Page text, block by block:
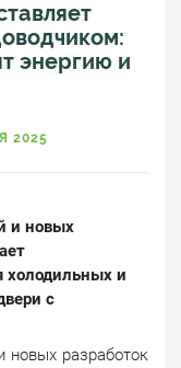
энергию и
2025
и новых
холодильных и
с
новых разработок